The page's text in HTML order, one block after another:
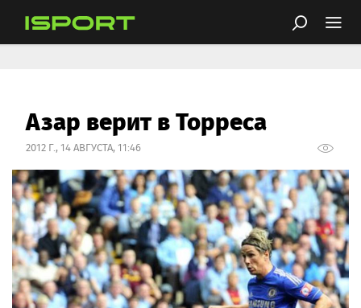
Азар верит в Торреса
2012 Г., 14 АВГУСТА, 11:46